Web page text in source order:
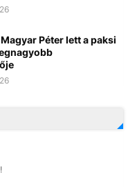
Péter lett a paksi